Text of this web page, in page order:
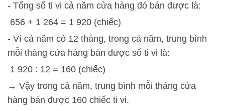
- Tổng số ti vi cả năm cửa hàng đó bán được là:
656 + 1 264 = 1 920 (chiếc)
- Vì cả năm có 12 tháng, trong cả năm, trung bình
mỗi tháng cửa hàng bán được số ti vi là:
1 920 : 12 = 160 (chiếc)
→ Vậy trong cả năm, trung bình mỗi tháng cửa
hàng bán được 160 chiếc ti vi.